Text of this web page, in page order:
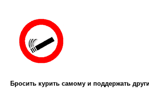
Бросить курить самому и поддержать